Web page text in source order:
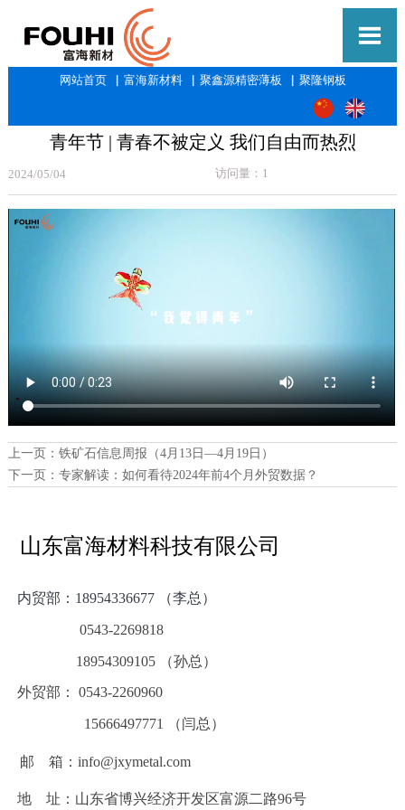

网站首页▕ 富海新材料▕ 聚鑫源精密薄板 ▕ 聚隆钢板
青年节 | 青春不被定义 我们自由而热烈
2024/05/04 访问量：1
上一页： 铁矿石信息周报（4月13日—4月19日）
下一页： 专家解读：如何看待2024年前4个月外贸数据？
山东富海材料科技有限公司
内贸部： 18954336677 （李总）
0543-2269818
18954309105 （孙总）
外贸部： 0543-2260960
15666497771 （闫总）
邮 箱：info@jxymetal.com
地 址：山东省博兴经济开发区富源二路96号